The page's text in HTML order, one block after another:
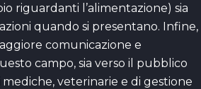
riguardanti l’alimentazione) sia
quando si presentano. Infine,
comunicazione e
campo, sia verso il pubblico
mediche, veterinarie e di gestione